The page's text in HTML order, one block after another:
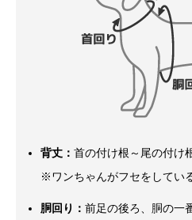
背丈： 首の付け根～尾の付け
※ワンちゃんがフセをしてい
胴回り： 前足の後ろ、胴の一